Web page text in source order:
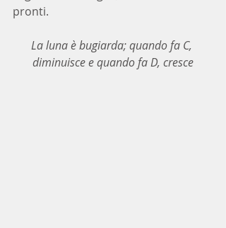
pronti.
La luna è bugiarda; quando fa C,
diminuisce e quando fa D, cresce